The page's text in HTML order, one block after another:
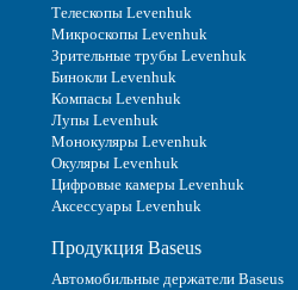
Телескопы Levenhuk
Микроскопы Levenhuk
Зрительные трубы Levenhuk
Бинокли Levenhuk
Компасы Levenhuk
Лупы Levenhuk
Монокуляры Levenhuk
Окуляры Levenhuk
Цифровые камеры Levenhuk
Аксессуары Levenhuk
Продукция Baseus
Автомобильные держатели Baseus